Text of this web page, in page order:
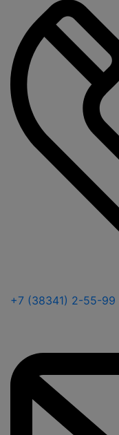
+7 (38341) 2-55-99